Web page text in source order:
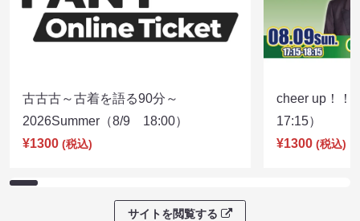
古古古～古着を語る90分～
2026Summer（8/9 18:00）
¥1300 (税込)
cheer up！
17:15）
¥1300 (税込)
サイトを閲覧する